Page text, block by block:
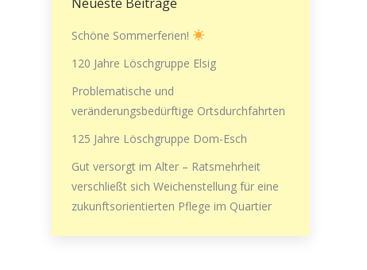
Schöne Sommerferien!
120 Jahre Löschgruppe Elsig
Problematische und
veränderungsbedürftige Ortsdurchfahrten
125 Jahre Löschgruppe Dom-Esch
Gut versorgt im Alter – Ratsmehrheit
verschließt sich Weichenstellung für eine
zukunftsorientierten Pflege im Quartier